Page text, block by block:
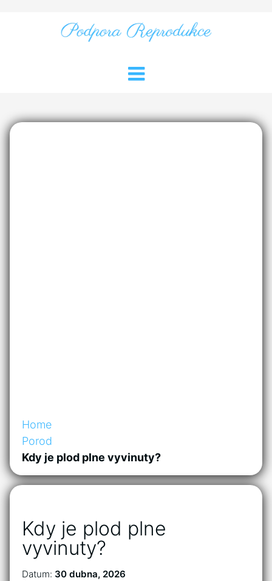
Home
Porod
Kdy je plod plne vyvinuty?
Kdy je plod plne
vyvinuty?
Datum: 30 dubna, 2026